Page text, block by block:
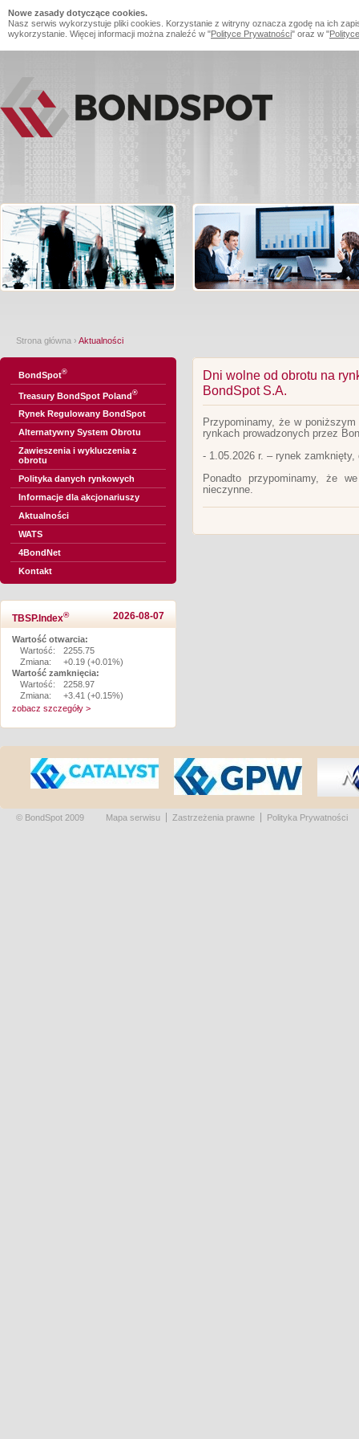
Nowe zasady dotyczące cookies.
Nasz serwis wykorzystuje pliki cookies. Korzystanie z witryny oznacza zgodę na ich
wykorzystanie. Więcej informacji można znaleźć w "Polityce Prywatności" oraz w "
Strona główna › Aktualności
BondSpot®
Treasury BondSpot Poland®
Rynek Regulowany BondSpot
Alternatywny System Obrotu
Zawieszenia i wykluczenia z
obrotu
Polityka danych rynkowych
Informacje dla akcjonariuszy
Aktualności
WATS
4BondNet
Kontakt
TBSP.Index® 2026-08-07
Wartość otwarcia:
Wartość:
2255.75
Zmiana:
+0.19 (+0.01%)
Wartość zamknięcia:
Wartość:
2258.97
Zmiana:
+3.41 (+0.15%)
zobacz szczegóły >
Dni wolne od obrotu na
BondSpot S.A.
Przypominamy, że w
rynkach prowadzonych przez
- 1.05.2026 r. – rynek
Ponadto przypominamy, że
nieczynne.
© BondSpot 2009 Mapa serwisu Zastrzeżenia prawne Polityka Prywatności